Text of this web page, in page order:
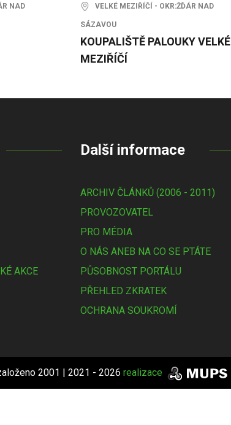
NAD VELKÉ MEZIŘÍČÍ - OKR:ŽĎÁR NAD
SÁZAVOU
KOUPALIŠTĚ PALOUKY VELKÉ
MEZIŘÍČÍ
AKCE
Další informace
ARCHIV ČLÁNKŮ (2006 - 2011)
PROVOZOVATEL
PRO MÉDIA
O NÁS ANEB NA CO SE PTÁTE
PŮSOBNOST PORTÁLU
PŘEHLED ZKRATEK
OCHRANA SOUKROMÍ
2001 | 2021 - 2026 realizace